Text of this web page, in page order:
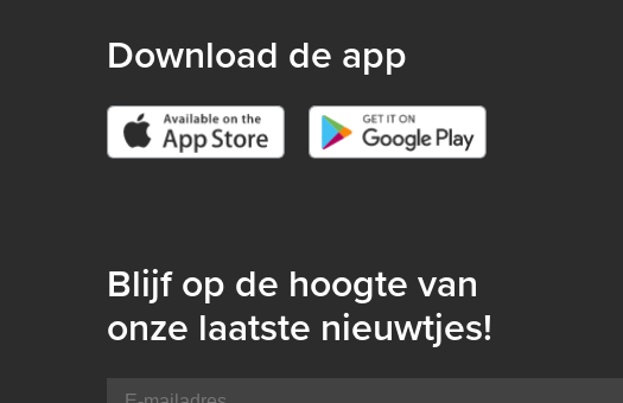
Download de app
Blijf op de hoogte van
onze laatste nieuwtjes!